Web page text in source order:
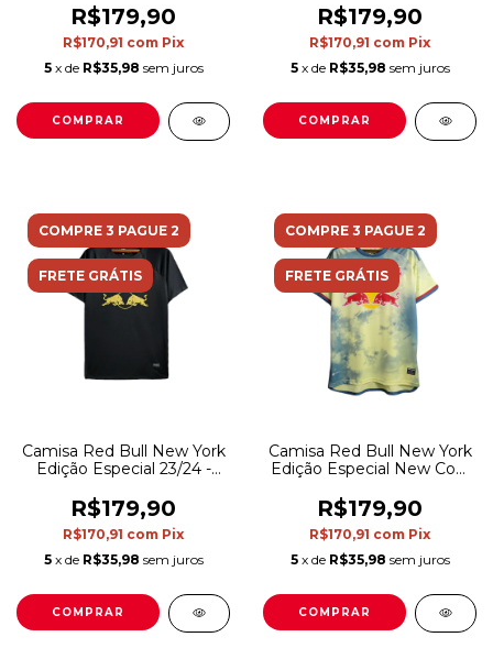
R$179,90
R$170,91 com Pix
5 x de R$35,98 sem juros
COMPRAR
detalhes em azul e
vermelho
R$179,90
R$170,91 com Pix
5 x de R$35,98 sem juros
COMPRAR
COMPRE 3 PAGUE 2
FRETE GRÁTIS
Camisa Red Bull New York
Edição Especial 23/24 -
Preta com detalhes em
dourado
R$179,90
R$170,91 com Pix
5 x de R$35,98 sem juros
COMPRAR
COMPRE 3 PAGUE 2
FRETE GRÁTIS
Camisa Red Bull New York
Edição Especial New Cow
Torcedor Masculino -
Amarela com detalhes em
azul e vermelho
R$179,90
R$170,91 com Pix
5 x de R$35,98 sem juros
COMPRAR